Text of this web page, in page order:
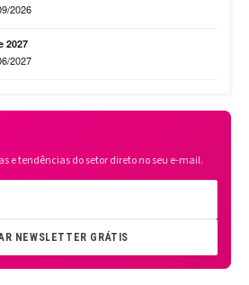
2026
2027
2027
e tendências do setor direto no seu e-mail.
NEWSLETTER GRÁTIS